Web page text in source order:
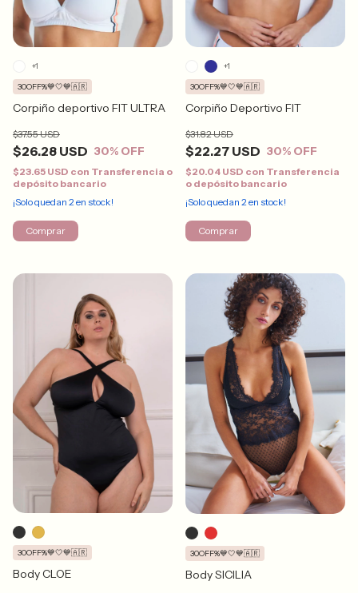
Corpiño deportivo FIT ULTRA
$26.28 USD
$37.55 USD
30% OFF
30OFF%💙🤍💙🇦🇷
$23.65 USD con Transferencia o
depósito bancario
¡Solo quedan 2en stock!
+1
Comprar
Corpiño Deportivo FIT
$22.27 USD
$31.82 USD
30% OFF
30OFF%💙🤍💙🇦🇷
$20.04 USD con Transferencia
o depósito bancario
¡Solo quedan 2en stock!
+1
Comprar
Body CLOE
30OFF%💙🤍💙🇦🇷
Body SICILIA
30OFF%💙🤍💙🇦🇷